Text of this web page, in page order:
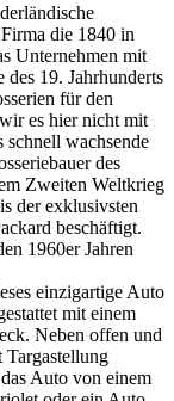
die 1840 in
Unternehmen mit
19. Jahrhunderts
für den
es hier nicht mit
wachsende
des
Zweiten Weltkrieg
der exklusivsten
beschäftigt.
1960er Jahren
einzigartige Auto
mit einem
Neben offen und
Targastellung
Auto von einem